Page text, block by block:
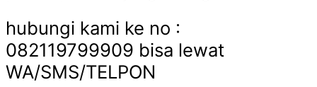
hubungi kami ke no :
082119799909 bisa lewat
WA/SMS/TELPON